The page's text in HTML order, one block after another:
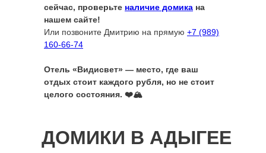
сейчас, проверьте наличие домика на
нашем сайте!
Или позвоните Дмитрию на прямую +7 (989)
160-66-74
Отель «Видисвет» — место, где ваш
отдых стоит каждого рубля, но не стоит
целого состояния. ❤️🏔️
ДОМИКИ В АДЫГЕЕ